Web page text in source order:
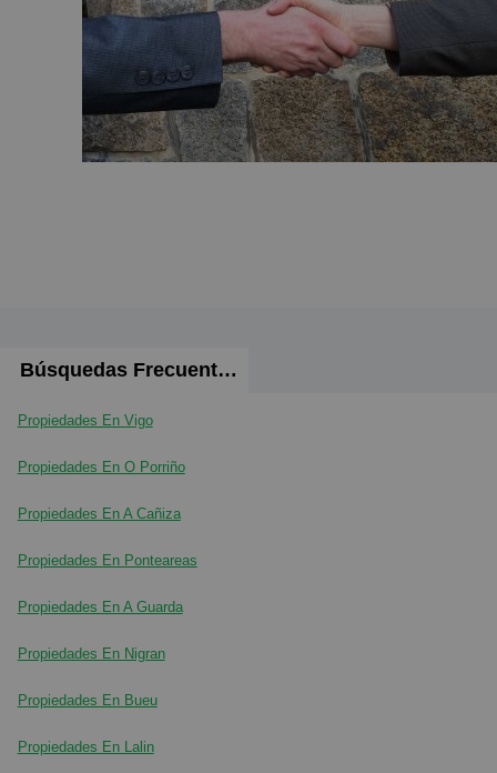
Búsquedas Frecuentes
Propiedades En Vigo
Propiedades En O Porriño
Propiedades En A Cañiza
Propiedades En Ponteareas
Propiedades En A Guarda
Propiedades En Nigran
Propiedades En Bueu
Propiedades En Lalin